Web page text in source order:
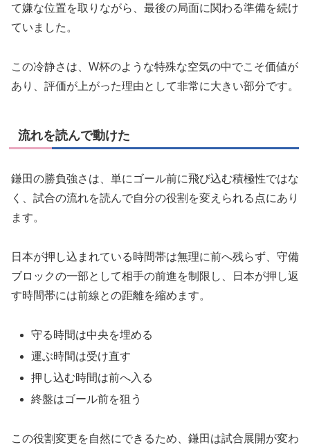
て嫌な位置を取りながら、最後の局面に関わる準備を続け
ていました。
この冷静さは、W杯のような特殊な空気の中でこそ価値が
あり、評価が上がった理由として非常に大きい部分です。
流れを読んで動けた
鎌田の勝負強さは、単にゴール前に飛び込む積極性ではな
く、試合の流れを読んで自分の役割を変えられる点にあり
ます。
日本が押し込まれている時間帯は無理に前へ残らず、守備
ブロックの一部として相手の前進を制限し、日本が押し返
す時間帯には前線との距離を縮めます。
守る時間は中央を埋める
運ぶ時間は受け直す
押し込む時間は前へ入る
終盤はゴール前を狙う
この役割変更を自然にできるため、鎌田は試合展開が変わ